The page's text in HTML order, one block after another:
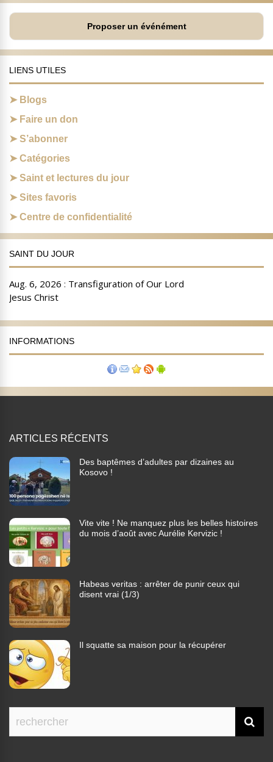
Proposer un événément
LIENS UTILES
Blogs
Faire un don
S’abonner
Catégories
Saint et lectures du jour
Sites favoris
Centre de confidentialité
SAINT DU JOUR
INFORMATIONS
ARTICLES RÉCENTS
Des baptêmes d’adultes par dizaines au
Kosovo !
Vite vite ! Ne manquez plus les belles histoires
du mois d’août avec Aurélie Kervizic !
Habeas veritas : arrêter de punir ceux qui
disent vrai (1/3)
Il squatte sa maison pour la récupérer